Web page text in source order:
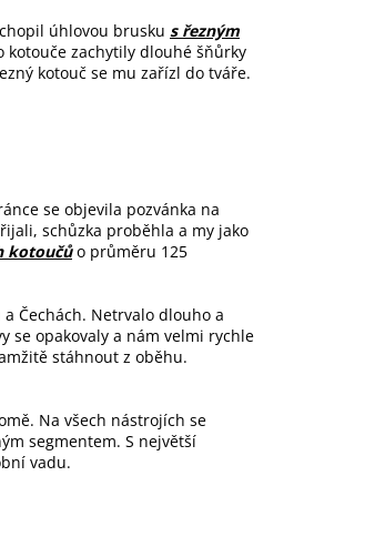
úhlovou brusku s řezným
zachytily dlouhé šňůrky
kotouč se mu zařízl do tváře.
se objevila pozvánka na
schůzka proběhla a my jako
kotoučůo průměru 125
Čechách. Netrvalo dlouho a
se opakovaly a nám velmi rychle
stáhnout z oběhu.
Na všech nástrojích se
segmentem. S největší
vadu.